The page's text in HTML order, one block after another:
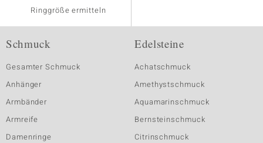
Ringgröße ermitteln
Schmuck
Gesamter Schmuck
Anhänger
Armbänder
Armreife
Damenringe
Edelsteine
Achatschmuck
Amethystschmuck
Aquamarinschmuck
Bernsteinschmuck
Citrinschmuck